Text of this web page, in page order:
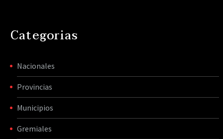
Categorias
Nacionales
Provincias
Municipios
Gremiales